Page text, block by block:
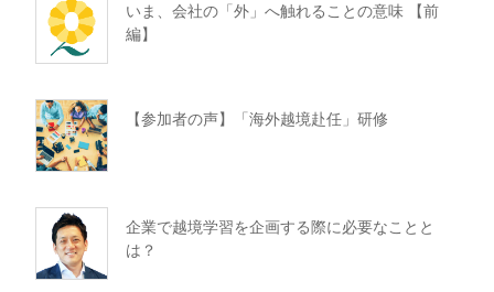
いま、会社の「外」へ触れることの意味 【前
編】
【参加者の声】「海外越境赴任」研修
企業で越境学習を企画する際に必要なことと
は？